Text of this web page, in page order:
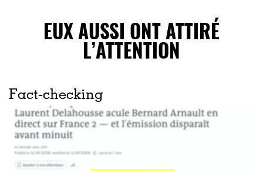
EUX AUSSI ONT ATTIRÉ
L’ATTENTION
Fact-checking